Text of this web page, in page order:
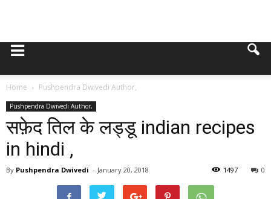
Home Pushpendra Dwivedi Author,
Pushpendra Dwivedi Author,
सफ़ेद तिल के लड्डू indian recipes
in hindi ,
By Pushpendra Dwivedi - January 20, 2018 0
1497